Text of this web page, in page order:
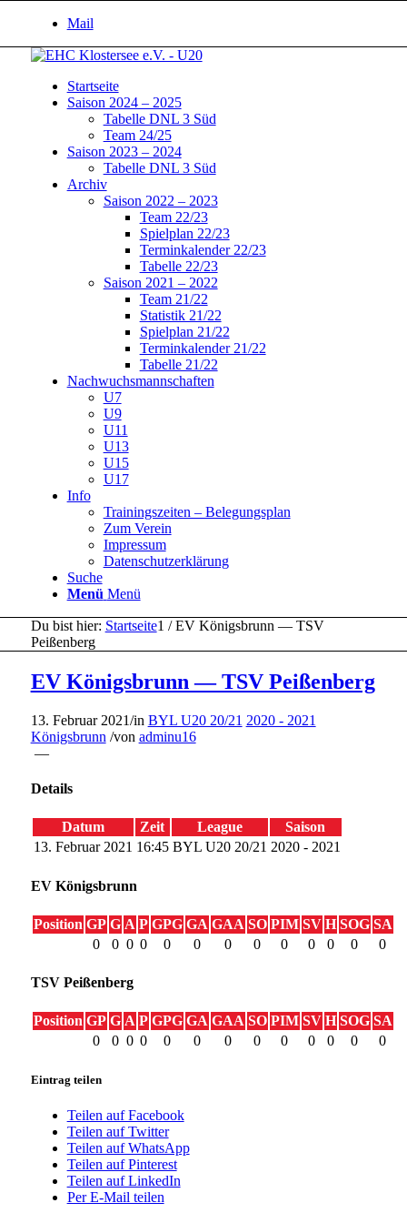
Mail
Startseite
Saison 2024 – 2025
Tabelle DNL 3 Süd
Team 24/25
Saison 2023 – 2024
Tabelle DNL 3 Süd
Archiv
Saison 2022 – 2023
Team 22/23
Spielplan 22/23
Terminkalender 22/23
Tabelle 22/23
Saison 2021 – 2022
Team 21/22
Statistik 21/22
Spielplan 21/22
Terminkalender 21/22
Tabelle 21/22
Nachwuchsmannschaften
U7
U9
U11
U13
U15
U17
Info
Trainingszeiten – Belegungsplan
Zum Verein
Impressum
Datenschutzerklärung
Suche
Menü Menü
Du bist hier: Startseite1 / EV Königsbrunn — TSV
Peißenberg
EV Königsbrunn — TSV Peißenberg
13. Februar 2021/in BYL U20 20/21 2020 - 2021
Königsbrunn /von adminu16
—
Details
Datum Zeit League
Saison
13. Februar 2021 16:45 BYL U20 20/21 2020 - 2021
EV Königsbrunn
Position GP G A P GPG GA GAA SO PIM SV H SOG SA
0
0 0 0 0 0 0 0 0 0 0 0 0
TSV Peißenberg
Position GP G A P GPG GA GAA SO PIM SV H SOG SA
0
0 0 0 0 0 0 0 0 0 0 0 0
Eintrag teilen
Teilen auf Facebook
Teilen auf Twitter
Teilen auf WhatsApp
Teilen auf Pinterest
Teilen auf LinkedIn
Per E-Mail teilen